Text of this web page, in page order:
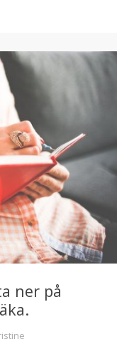
ner på